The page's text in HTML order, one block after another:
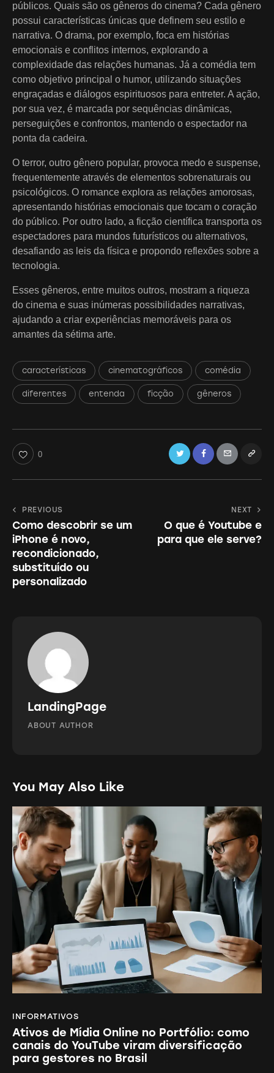
públicos. Quais são os gêneros do cinema? Cada gênero
possui características únicas que definem seu estilo e
narrativa. O drama, por exemplo, foca em histórias
emocionais e conflitos internos, explorando a
complexidade das relações humanas. Já a comédia tem
como objetivo principal o humor, utilizando situações
engraçadas e diálogos espirituosos para entreter. A ação,
por sua vez, é marcada por sequências dinâmicas,
perseguições e confrontos, mantendo o espectador na
ponta da cadeira.
O terror, outro gênero popular, provoca medo e suspense,
frequentemente através de elementos sobrenaturais ou
psicológicos. O romance explora as relações amorosas,
apresentando histórias emocionais que tocam o coração
do público. Por outro lado, a ficção científica transporta os
espectadores para mundos futurísticos ou alternativos,
desafiando as leis da física e propondo reflexões sobre a
tecnologia.
Esses gêneros, entre muitos outros, mostram a riqueza
do cinema e suas inúmeras possibilidades narrativas,
ajudando a criar experiências memoráveis para os
amantes da sétima arte.
características cinematográficos comédia
diferentes entenda ficção gêneros
0 Twitter FacebookEmail Copy
Navegação
de
Post
PREVIOUS
Como descobrir se um
iPhone é novo,
recondicionado,
substituído ou
personalizado
NEXT
O que é Youtube e
para que ele serve?
LandingPage
ABOUT AUTHOR
You May Also Like
INFORMATIVOS
Ativos de Mídia Online no Portfólio: como
canais do YouTube viram diversificação
para gestores no Brasil